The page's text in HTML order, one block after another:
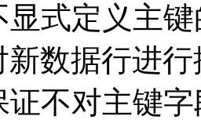
显式定义主
新数据行进
证不对主键